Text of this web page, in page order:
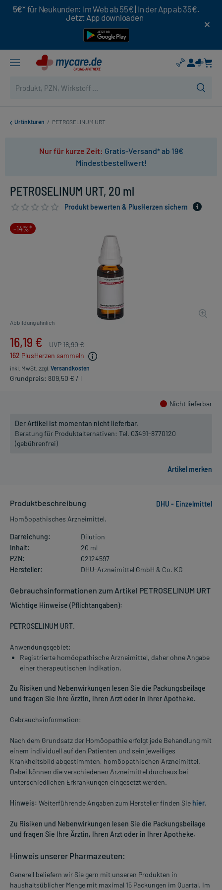
5€* für Neukunden: Im Web ab 55€ | In der App ab 35€.
Jetzt App downloaden
Urtinkturen / PETROSELINUM URT
Nur für kurze Zeit: Gratis-Versand* ab 19€
Mindestbestellwert!
PETROSELINUM URT, 20 ml
Produkt bewerten & PlusHerzen sichern
-14%*
Abbildung ähnlich
16,19 € UVP18,90 €
162 PlusHerzen sammeln
inkl. MwSt. zzgl. Versandkosten
Grundpreis: 809,50 € / l
Nicht lieferbar
Der Artikel ist momentan nicht lieferbar.
Beratung für Produktalternativen: Tel. 03491-8770120
(gebührenfrei)
Produktbeschreibung
DHU - Einzelmittel
Homöopathisches Arzneimittel.
Darreichung:
Dilution
Inhalt:
20 ml
PZN:
02124597
Hersteller:
DHU-Arzneimittel GmbH & Co. KG
Gebrauchsinformationen zum Artikel PETROSELINUM URT
Wichtige Hinweise (Pflichtangaben):
PETROSELINUM URT.
Anwendungsgebiet:
Registrierte homöopathische Arzneimittel, daher ohne Angabe
einer therapeutischen Indikation.
Zu Risiken und Nebenwirkungen lesen Sie die Packungsbeilage
und fragen Sie Ihre Ärztin, Ihren Arzt oder in Ihrer Apotheke.
Gebrauchsinformation:
Nach dem Grundsatz der Homöopathie erfolgt jede Behandlung mit
einem individuell auf den Patienten und sein jeweiliges
Krankheitsbild abgestimmten, homöopathischen Arzneimittel.
Dabei können die verschiedenen Arzneimittel durchaus bei
unterschiedlichen Erkrankungen eingesetzt werden.
Hinweis: Weiterführende Angaben zum Hersteller finden Sie hier.
Zu Risiken und Nebenwirkungen lesen Sie die Packungsbeilage
und fragen Sie Ihre Ärztin, Ihren Arzt oder in Ihrer Apotheke.
Hinweis unserer Pharmazeuten:
Generell beliefern wir Sie gern mit unseren Produkten in
haushaltsüblicher Menge mit maximal 15 Packungen im Quartal. Im